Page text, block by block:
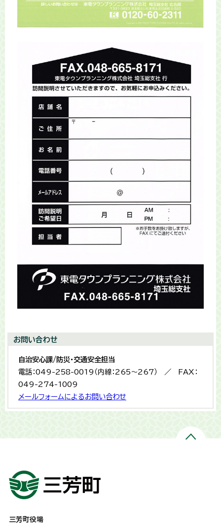
お問い合わせ
自治安心課/防災・交通安全担当
電話：049-258-0019（内線：265〜267） ／ FAX：
049-274-1009
メールフォームによるお問い合わせ
三芳町役場